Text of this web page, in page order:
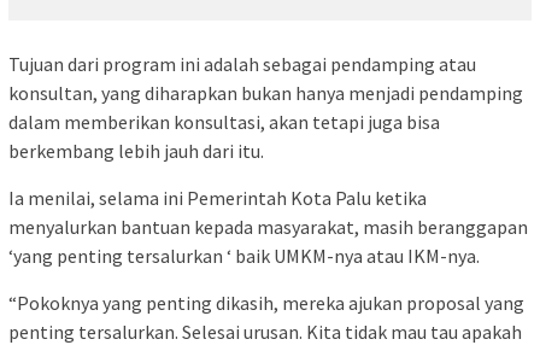
Tujuan dari program ini adalah sebagai pendamping atau
konsultan, yang diharapkan bukan hanya menjadi pendamping
dalam memberikan konsultasi, akan tetapi juga bisa
berkembang lebih jauh dari itu.
Ia menilai, selama ini Pemerintah Kota Palu ketika
menyalurkan bantuan kepada masyarakat, masih beranggapan
‘yang penting tersalurkan ‘ baik UMKM-nya atau IKM-nya.
“Pokoknya yang penting dikasih, mereka ajukan proposal yang
penting tersalurkan. Selesai urusan. Kita tidak mau tau apakah